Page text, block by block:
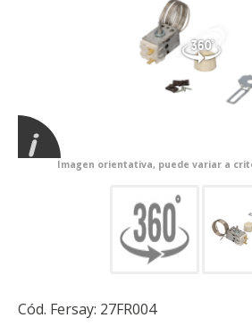
Imagen orientativa, puede variar a
Cód. Fersay: 27FR004